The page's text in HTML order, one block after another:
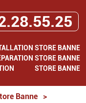
STORE BANNE
STORE BANNE
STORE BANNE
Banne
>